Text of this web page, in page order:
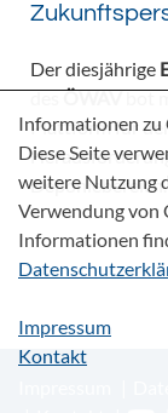
Der diesjährige
desÖWAVbot
Plattform für
Informationen zu
Diese Seite
weitere Nutzung
Verwendung von
Informationen
Impressum
Kontakt